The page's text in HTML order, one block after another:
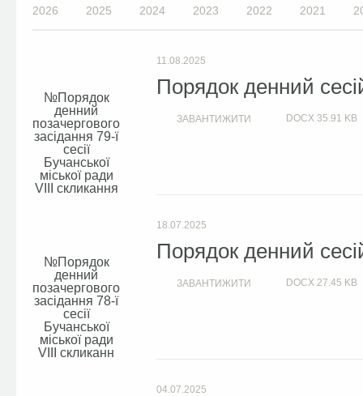
2026 2025 2024 2023 2022 2021
Порядок
денний
позачергового
засідання 79-ї
сесії
Бучанської
міської ради
VIIІ скликання
11.08.2025
Порядок денний
ЗАВАНТИЖИТИ DOCX 35.91 KB
Порядок
денний
позачергового
засідання 78-ї
сесії
Бучанської
міської ради
VIIІ скликанн
18.07.2025
Порядок денний
ЗАВАНТИЖИТИ DOCX 27.45 KB
04.07.2025